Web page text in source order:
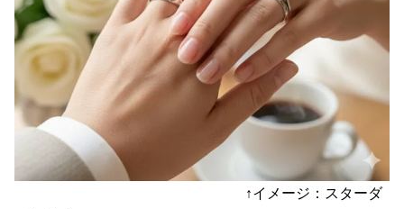
↑イメージ：スターダ